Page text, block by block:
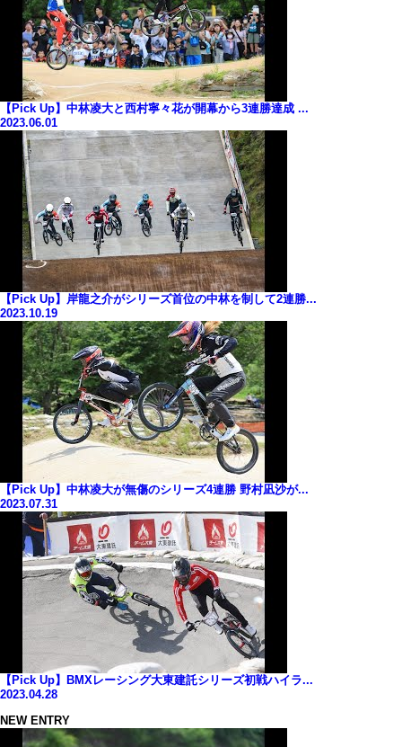
【Pick Up】中林凌大と西村寧々花が開幕から3連勝達成 ...
2023.06.01
【Pick Up】岸龍之介がシリーズ首位の中林を制して2連勝...
2023.10.19
【Pick Up】中林凌大が無傷のシリーズ4連勝 野村凪沙が...
2023.07.31
【Pick Up】BMXレーシング大東建託シリーズ初戦ハイラ...
2023.04.28
NEW ENTRY